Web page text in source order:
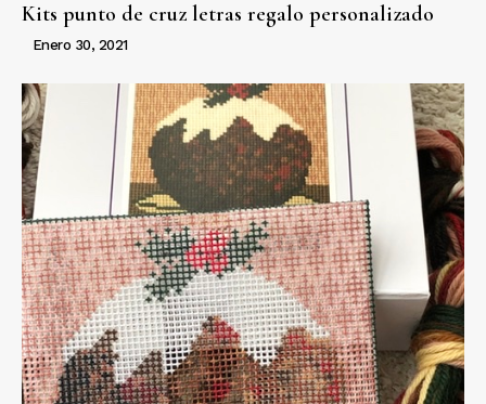
Kits punto de cruz letras regalo personalizado
Enero 30, 2021